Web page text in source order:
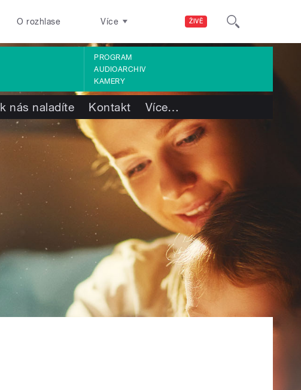
ŽIVĚ
O rozhlase Více
PROGRAM
AUDIOARCHIV
KAMERY
nás naladíte Kontakt Více…